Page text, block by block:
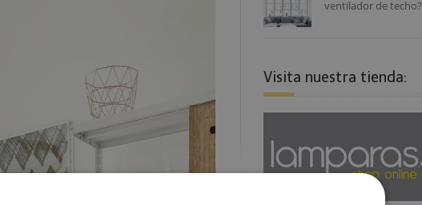
ventilador de techo?
Visita nuestra tienda: